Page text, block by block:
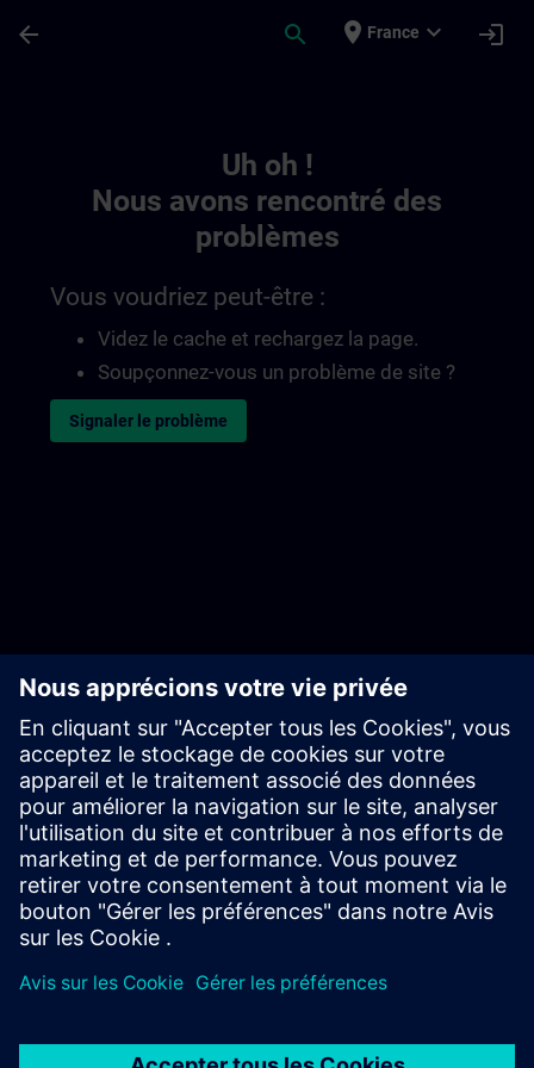
arrow_back search place France expand_more login
Uh oh !
Nous avons rencontré des
problèmes
Vous voudriez peut-être :
Videz le cache et rechargez la page.
Soupçonnez-vous un problème de site ?
Signaler le problème